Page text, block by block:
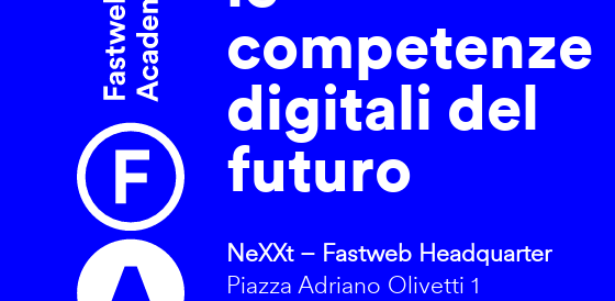
competenze
digitali del
futuro
NeXXt – Fastweb Headquarter
Piazza Adriano Olivetti 1